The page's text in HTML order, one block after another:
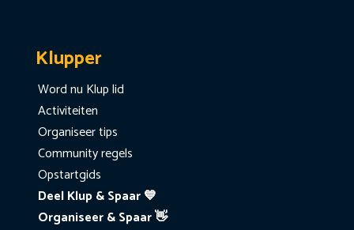
Klupper
Word nu Klup lid
Activiteiten
Organiseer tips
Community regels
Opstartgids
Deel Klup & Spaar 💙
Organiseer & Spaar 👋